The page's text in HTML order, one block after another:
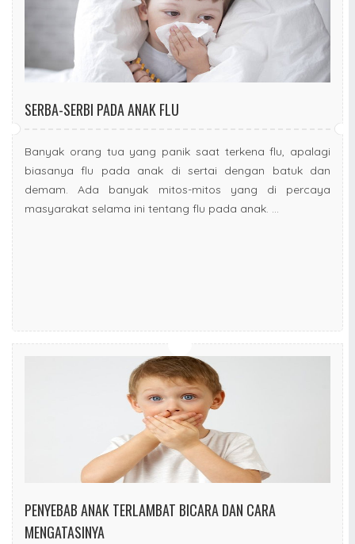
SERBA-SERBI PADA ANAK FLU
Banyak orang tua yang panik saat terkena flu, apalagi
biasanya flu pada anak di sertai dengan batuk dan
demam. Ada banyak mitos-mitos yang di percaya
masyarakat selama ini tentang flu pada anak. ...
PENYEBAB ANAK TERLAMBAT BICARA DAN CARA
MENGATASINYA